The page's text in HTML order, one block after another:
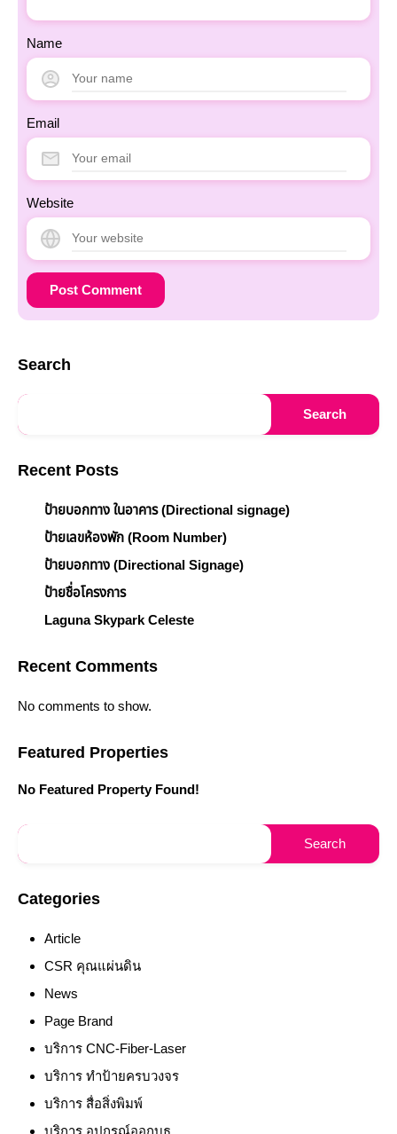
Name
Email
Website
Search
Search
Recent Posts
ป้ายบอกทาง ในอาคาร (Directional signage)
ป้ายเลขห้องพัก (Room Number)
ป้ายบอกทาง (Directional Signage)
ป้ายชื่อโครงการ
Laguna Skypark Celeste
Recent Comments
No comments to show.
Featured Properties
No Featured Property Found!
Categories
Article
CSR คุณแผ่นดิน
News
Page Brand
บริการ CNC-Fiber-Laser
บริการ ทำป้ายครบวงจร
บริการ สื่อสิ่งพิมพ์